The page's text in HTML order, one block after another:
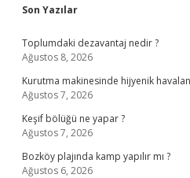
Sidebar
Son Yazılar
Toplumdaki dezavantaj nedir ?
Ağustos 8, 2026
Kurutma makinesinde hijyenik
Ağustos 7, 2026
Keşif bölüğü ne yapar ?
Ağustos 7, 2026
Bozköy plajında kamp yapılır mı ?
Ağustos 6, 2026